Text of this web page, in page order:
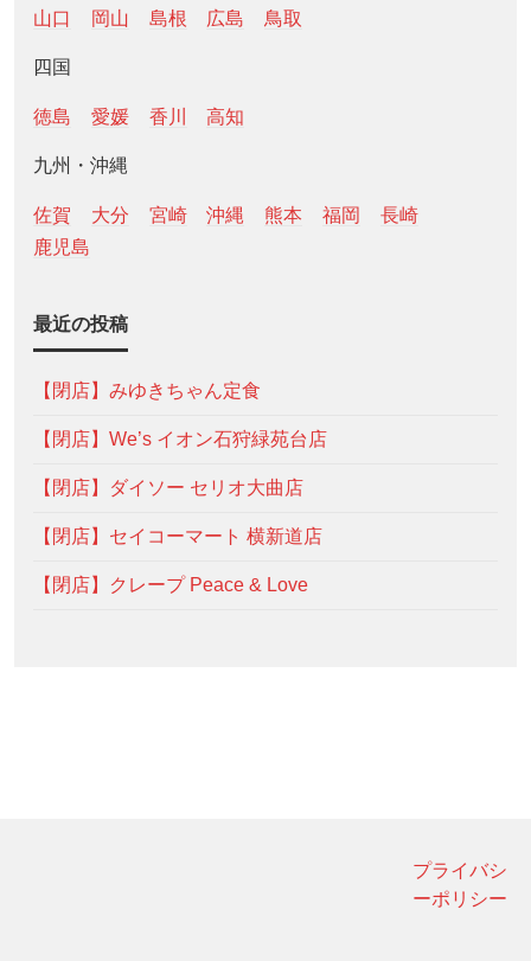
山口 岡山 島根 広島 鳥取
四国
徳島 愛媛 香川 高知
九州・沖縄
佐賀 大分 宮崎 沖縄 熊本 福岡
長崎
鹿児島
最近の投稿
【閉店】みゆきちゃん定食
【閉店】We’s イオン石狩緑苑台店
【閉店】ダイソー セリオ大曲店
【閉店】セイコーマート 横新道店
【閉店】クレープ Peace & Love
プライバシ
ーポリシー